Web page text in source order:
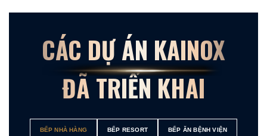
CÁC DỰ ÁN KAINOX
ĐÃ TRIỂN KHAI
BẾP NHÀ HÀNG BẾP RESORT BẾP ĂN BỆNH VIỆN